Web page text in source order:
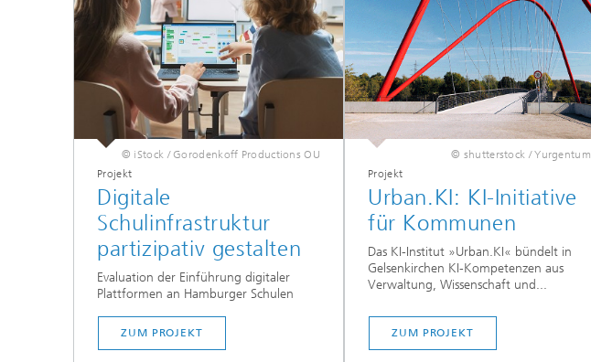
© iStock / Gorodenkoff Productions OU
Projekt
Digitale
Schulinfrastruktur
partizipativ gestalten
Evaluation der Einführung digitaler
Plattformen an Hamburger Schulen
ZUM PROJEKT
© shutterstock / Yurgentum
Projekt
Urban.KI: KI-Initiative
für Kommunen
Das KI-Institut »Urban.KI« bündelt in
Gelsenkirchen KI-Kompetenzen aus
Verwaltung, Wissenschaft und...
ZUM PROJEKT